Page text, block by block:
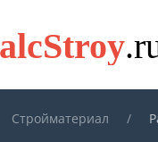
Стройматериал